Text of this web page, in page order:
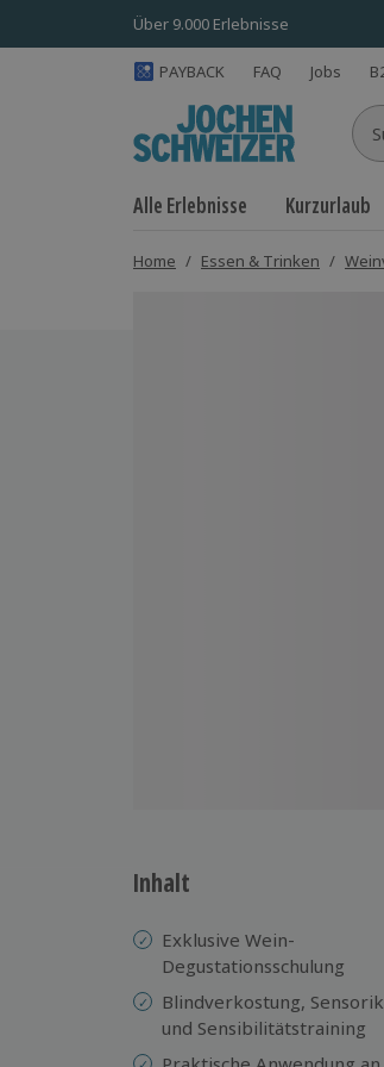
Über 9.000 Erlebnisse
PAYBACK FAQ Jobs
Alle Erlebnisse Kurzurlaub
Home / Essen & Trinken /
Inhalt
Exklusive Wein-
Degustationsschulung
Blindverkostung,
und Sensibilitätstraining